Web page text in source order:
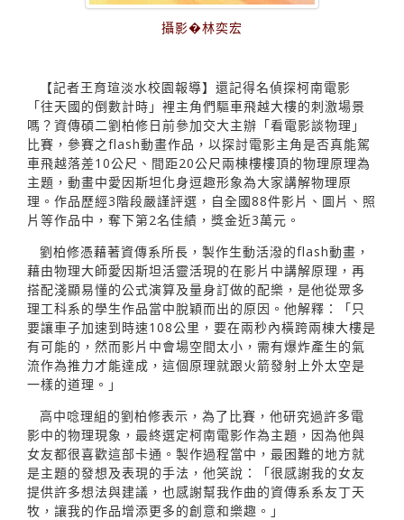
攝影�林奕宏
【記者王育瑄淡水校園報導】還記得名偵探柯南電影
「往天國的倒數計時」裡主角們驅車飛越大樓的刺激場景
嗎？資傳碩二劉柏修日前參加交大主辦「看電影談物理」
比賽，參賽之flash動畫作品，以探討電影主角是否真能駕
車飛越落差10公尺、間距20公尺兩棟樓樓頂的物理原理為
主題，動畫中愛因斯坦化身逗趣形象為大家講解物理原
理。作品歷經3階段嚴謹評選，自全國88件影片、圖片、照
片等作品中，奪下第2名佳績，獎金近3萬元。
劉柏修憑藉著資傳系所長，製作生動活潑的flash動畫，
藉由物理大師愛因斯坦活靈活現的在影片中講解原理，再
搭配淺顯易懂的公式演算及量身訂做的配樂，是他從眾多
理工科系的學生作品當中脫穎而出的原因。他解釋：「只
要讓車子加速到時速108公里，要在兩秒內橫跨兩棟大樓是
有可能的，然而影片中會場空間太小，需有爆炸產生的氣
流作為推力才能達成，這個原理就跟火箭發射上外太空是
一樣的道理。」
高中唸理組的劉柏修表示，為了比賽，他研究過許多電
影中的物理現象，最終選定柯南電影作為主題，因為他與
女友都很喜歡這部卡通。製作過程當中，最困難的地方就
是主題的發想及表現的手法，他笑說：「很感謝我的女友
提供許多想法與建議，也感謝幫我作曲的資傳系系友丁天
牧，讓我的作品增添更多的創意和樂趣。」